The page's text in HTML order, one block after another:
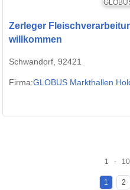
Zerleger
willkommen
Schwandorf, 92421
Firma:GLOBUS Markthallen
1 -
1 2